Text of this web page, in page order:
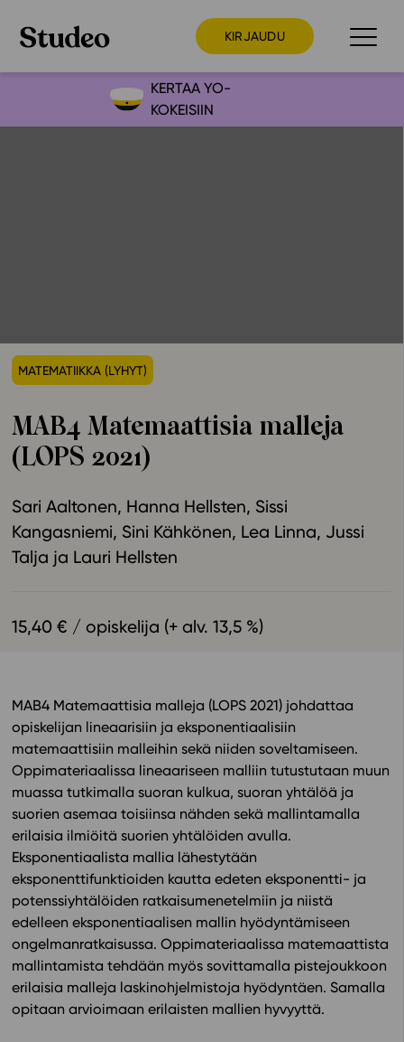
KIRJAUDU
Preppaaja
Yläkoulu
Lukio
Ominaisuudet
Tapahtumakalenteri
Yhteisö
Suosittelut
Ohjekeskus
Tiimi
Tilaa uutiskirje
Ota yhteyttä
In English
KERTAA YO-
KOKEISIIN
MATEMATIIKKA (LYHYT)
MAB4 Matemaattisia malleja
(LOPS 2021)
Sari Aaltonen Hanna Hellsten Sissi
Kangasniemi Sini Kähkönen Lea Linna Jussi
Talja
Lauri Hellsten
15,40 € / opiskelija (+ alv. 13,5 %)
MAB4 Matemaattisia malleja (LOPS 2021) johdattaa
opiskelijan lineaarisiin ja eksponentiaalisiin
matemaattisiin malleihin sekä niiden soveltamiseen.
Oppimateriaalissa lineaariseen malliin tutustutaan muun
muassa tutkimalla suoran kulkua, suoran yhtälöä ja
suorien asemaa toisiinsa nähden sekä mallintamalla
erilaisia ilmiöitä suorien yhtälöiden avulla.
Eksponentiaalista mallia lähestytään
eksponenttifunktioiden kautta edeten eksponentti- ja
potenssiyhtälöiden ratkaisumenetelmiin ja niistä
edelleen eksponentiaalisen mallin hyödyntämiseen
ongelmanratkaisussa. Oppimateriaalissa matemaattista
mallintamista tehdään myös sovittamalla pistejoukkoon
erilaisia malleja laskinohjelmistoja hyödyntäen. Samalla
opitaan arvioimaan erilaisten mallien hyvyyttä.